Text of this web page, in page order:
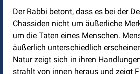
Der Rabbi betont, dass es bei der
Chassiden nicht um äußerliche
um die Taten eines Menschen.
äußerlich unterschiedlich
Natur zeigt sich in ihren
strahlt von innen heraus und zeigt